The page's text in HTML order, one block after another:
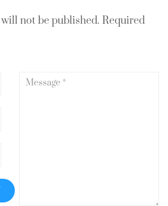
not be published. Required